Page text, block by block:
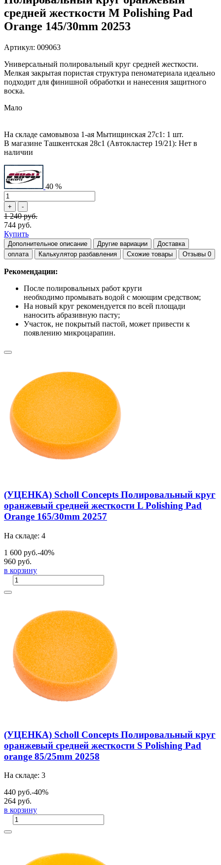
средней жесткости M Polishing Pad
Orange 145/30mm 20253
Артикул: 009063
Универсальный полировальный круг средней жесткости.
Мелкая закрытая пористая структура пеноматериала идеально
подходит для финишной обработки и нанесения защитного
воска.
Мало
На складе самовывоза 1-ая Мытищинская 27с1: 1 шт.
В магазине Ташкентская 28с1 (Автокластер 19/21): Нет в
наличии
40 %
1 240 руб.
744 руб.
Купить
Дополнительное описание Другие вариации
Доставка
оплата
Калькулятор разбавления Схожие товары Отзывы 0
Рекомендации:
После полировальных работ круги
необходимо промывать водой с моющим средством;
На новый круг рекомендуется по всей площади
наносить абразивную пасту;
Участок, не покрытый пастой, может привести к
появлению микроцарапин.
(УЦЕНКА) Scholl Concepts Полировальный круг
оранжевый средней жесткости L Polishing Pad
Orange 165/30mm 20257
На складе: 4
1 600 руб.-40%
960 руб.
в корзину
(УЦЕНКА) Scholl Concepts Полировальный круг
оранжевый средней жесткости S Polishing Pad
orange 85/25mm 20258
На складе: 3
440 руб.-40%
264 руб.
в корзину